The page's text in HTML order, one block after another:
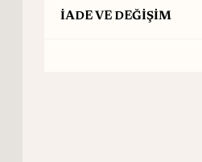
İADE VE DEĞİŞİM